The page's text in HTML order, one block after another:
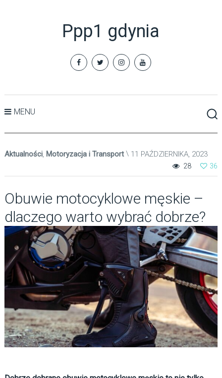
Ppp1 gdynia
MENU
Aktualności, Motoryzacja i Transport 11 PAŹDZIERNIKA, 2023
36
28
Obuwie motocyklowe męskie –
dlaczego warto wybrać dobrze?